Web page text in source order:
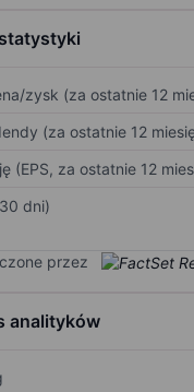
zysk (za ostatnie 12
(za ostatnie 12
(EPS, za ostatnie 12
dni)
przez
analityków